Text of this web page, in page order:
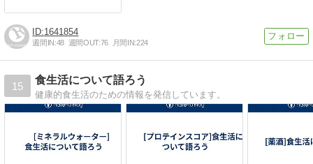
1641854
週間IN:48 週間OUT:76 月間IN:224
15
食生活について語ろう
健康的食生活のための情報を発信しています。